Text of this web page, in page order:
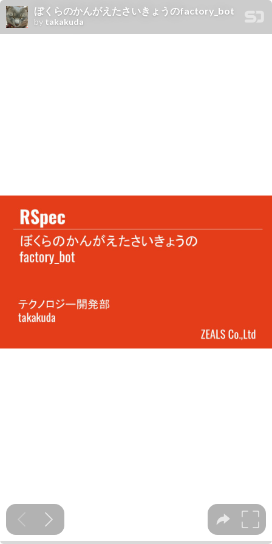
ぼくらのかんがえたさいきょうのfactory_bot
by takakuda